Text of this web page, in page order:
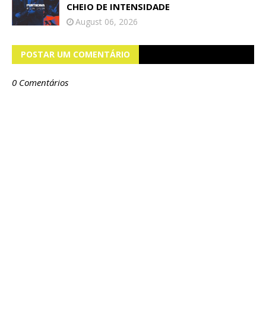
CHEIO DE INTENSIDADE
August 06, 2026
POSTAR UM COMENTÁRIO
0 Comentários